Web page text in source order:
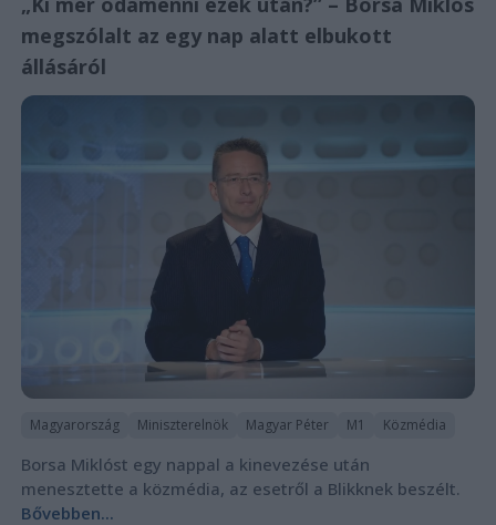
megszólalt az egy nap alatt elbukott
állásáról
Magyarország Miniszterelnök Magyar Péter M1 Közmédia
Borsa Miklóst egy nappal a kinevezése után
menesztette a közmédia, az esetről a Blikknek beszélt.
Bővebben...